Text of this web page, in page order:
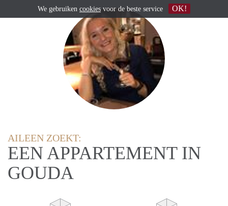
AILEEN ZOEKT:
EEN APPARTEMENT IN
GOUDA
We gebruiken cookies voor de beste service OK!